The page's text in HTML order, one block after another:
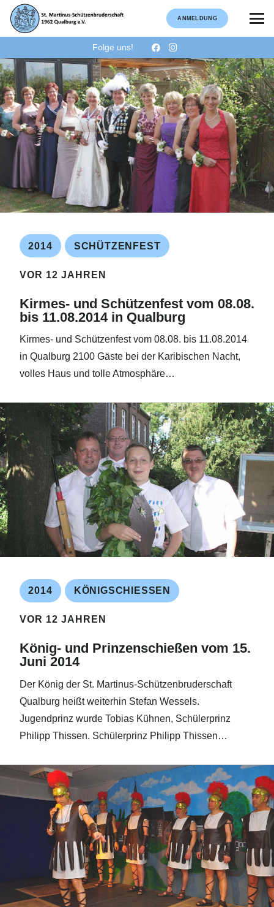
ANMELDUNG
Folge uns!
2014 SCHÜTZENFEST
VOR 12 JAHREN
Kirmes- und Schützenfest vom 08.08.
bis 11.08.2014 in Qualburg
Kirmes- und Schützenfest vom 08.08. bis 11.08.2014
in Qualburg 2100 Gäste bei der Karibischen Nacht,
volles Haus und tolle Atmosphäre…
2014 KÖNIGSCHIESSEN
VOR 12 JAHREN
König- und Prinzenschießen vom 15.
Juni 2014
Der König der St. Martinus-Schützenbruderschaft
Qualburg heißt weiterhin Stefan Wessels.
Jugendprinz wurde Tobias Kühnen, Schülerprinz
Philipp Thissen. Schülerprinz Philipp Thissen…